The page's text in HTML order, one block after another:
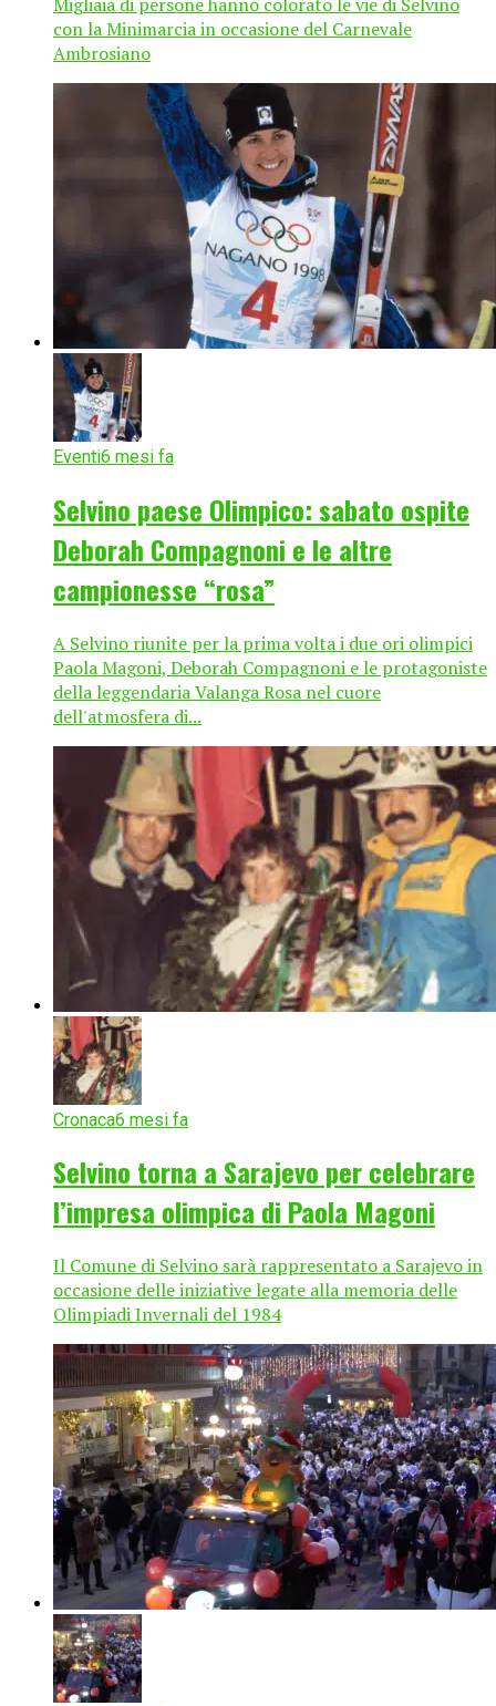
con la Minimarcia in occasione del Carnevale
Ambrosiano
Eventi6 mesi fa
Selvino paese Olimpico: sabato ospite
Deborah Compagnoni e le altre
campionesse “rosa”
A Selvino riunite per la prima volta i due ori olimpici
Paola Magoni, Deborah Compagnoni e le protagoniste
della leggendaria Valanga Rosa nel cuore
dell'atmosfera di...
Cronaca6 mesi fa
Selvino torna a Sarajevo per celebrare
l’impresa olimpica di Paola Magoni
Il Comune di Selvino sarà rappresentato a Sarajevo in
occasione delle iniziative legate alla memoria delle
Olimpiadi Invernali del 1984